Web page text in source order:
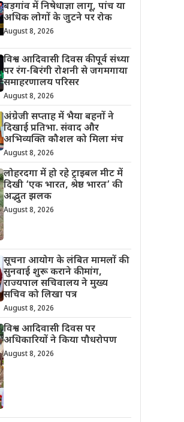
बड़गांव में निषेधाज्ञा लागू, पांच या
अधिक लोगों के जुटने पर रोक
August 8, 2026
विश्व आदिवासी दिवस की पूर्व संध्या
पर रंग-बिरंगी रोशनी से जगमगाया
समाहरणालय परिसर
August 8, 2026
अंग्रेजी सप्ताह में भैया बहनों ने
दिखाई प्रतिभा. संवाद और
अभिव्यक्ति कौशल को मिला मंच
August 8, 2026
लोहरदगा में हो रहे ट्राइबल मीट में
दिखी ‘एक भारत, श्रेष्ठ भारत’ की
अद्भुत झलक
August 8, 2026
सूचना आयोग के लंबित मामलों की
सुनवाई शुरू कराने की मांग,
राज्यपाल सचिवालय ने मुख्य
सचिव को लिखा पत्र
August 8, 2026
विश्व आदिवासी दिवस पर
अधिकारियों ने किया पौधरोपण
August 8, 2026